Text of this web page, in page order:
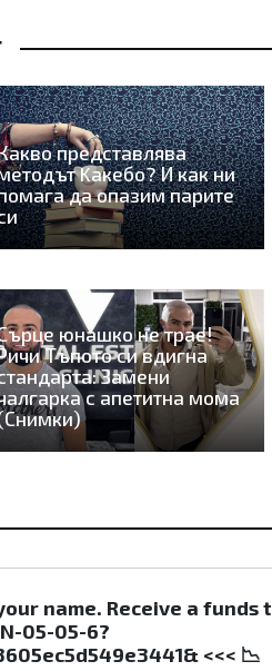
представлява
Kaкебо? И как ни
да опазим парите
юнашко не трае!
Тъпото си вдигна
Замени
с апетитна мома
name. Receive a funds
05-05-6?
<<< 📉